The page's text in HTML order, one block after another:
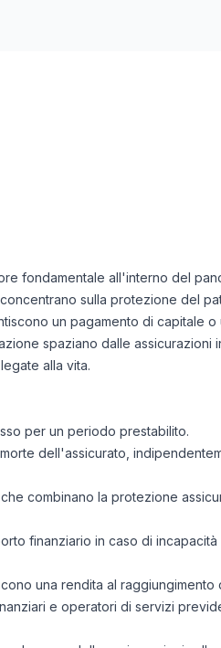
fondamentale all'interno del
sulla protezione del
un pagamento di capitale o
spaziano dalle assicurazioni
alla vita.
per un periodo prestabilito.
dell'assicurato,
combinano la protezione
finanziario in caso di incapacità
una rendita al raggiungimento
e operatori di servizi